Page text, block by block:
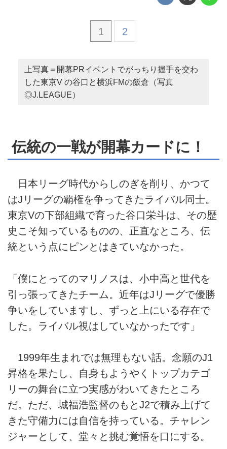
1 2
上写真＝開幕PRイベントでがっちり握手を交わ
した東京V の谷口と横浜FMの飯倉（写真
◎J.LEAGUE）
伝統の一戦が開幕カードに！
日本リーグ時代からしのぎを削り、かつて
はJリーグの覇権を争ってきたライバル同士。
東京Vの下部組織で育った谷口栄斗は、その歴
史こそ知っているものの、正直なところ、伝
統という点にピンとはきていなかった。
「僕にとってのマリノスは、小中高と世代を
引っ張ってきたチーム。近年はJリーグで優勝
争いをしていますし、ずっと上にいる存在で
した。ライバル視はしていなかったです」
1999年生まれでは無理もない話。念願のJ1
昇格を果たし、自身もようやくトップカテゴ
リーの舞台に立つ実感がわいてきたところ
だ。ただ、城福浩監督のもとJ2で積み上げて
きた守備力には自信を持っている。チャレン
ジャーとして、堂々と挑む覚悟を口にする。